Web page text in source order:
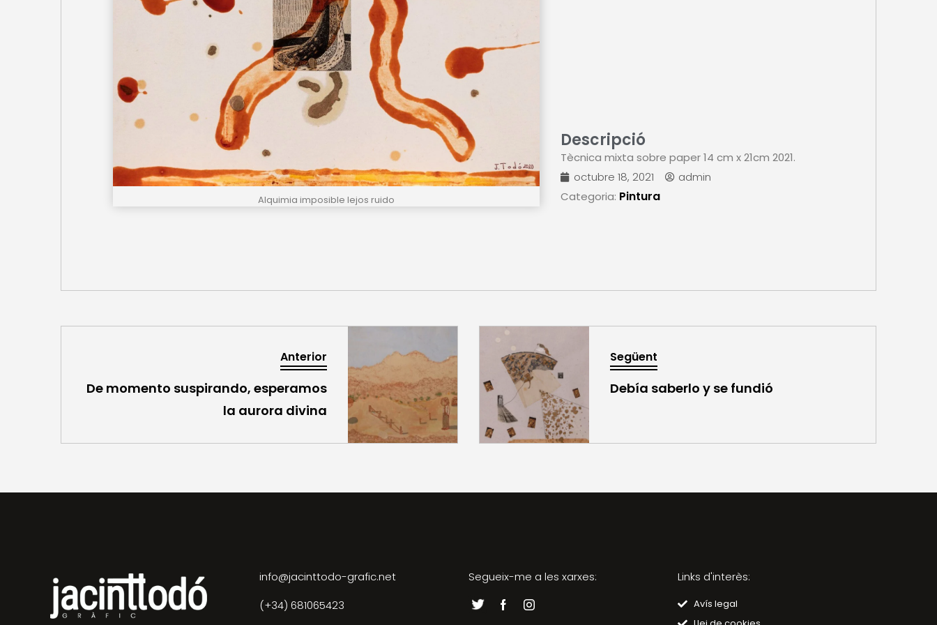
Alquimia imposible lejos ruido
Descripció
Tècnica mixta sobre paper 14 cm x 21cm 2021.
octubre 18, 2021
admin
Categoria: Pintura
Anterior
De momento suspirando, esperamos
la aurora divina
Següent
Debía saberlo y se fundió
info@jacinttodo-grafic.net
(+34) 681065423
Segueix-me a les xarxes: Links d'interès:
Avís legal